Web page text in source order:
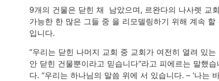
9개의 건물은 닫힌 채 남았으며, 르완다의 나사렛 교
가능한 한 많은 그들 중 을 리모델링하기 위해 계속 할
입니다.
“우리는 닫힌 나머지 교회 중 교회가 여전히 열려 있는
안 닫힌 건물뿐이라고 믿습니다”라고 피에르는 말했습
다. “우리는 하나님의 말씀 위에 서 있습니다. – ‘나는